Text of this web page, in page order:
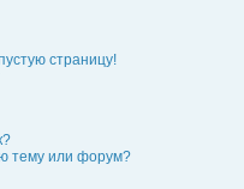
страницу!
тему или форум?